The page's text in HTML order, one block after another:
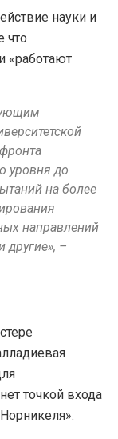
науки и
что
«работают
уровня до
на более
направлений
другие», –
точкой входа